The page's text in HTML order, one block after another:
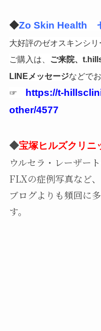
◆Zo Skin Health
大好評のゼオスキンシリ
ご購入は、
ご来院、
LINEメッセージなどで
☞
https://t-
other/4577
◆宝塚ヒルズクリ
ウルセラ・レーザー
FLXの症例写真など、
ブログよりも頻回に
す。